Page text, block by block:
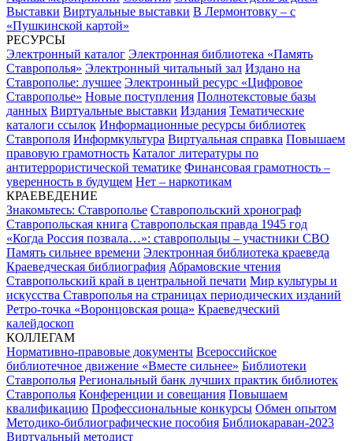
Выставки Виртуальные выставки В Лермонтовку – с
«Пушкинской картой»
РЕСУРСЫ
Электронный каталог Электронная библиотека «Память
Ставрополья» Электронный читальный зал Издано на
Ставрополье: лучшее Электронный ресурс «Цифровое
Ставрополье» Новые поступления Полнотекстовые базы
данных Виртуальные выставки Издания Тематические
каталоги ссылок Информационные ресурсы библиотек
Ставрополя Информкультура Виртуальная справка Повышаем
правовую грамотность Каталог литературы по
антитеррористической тематике Финансовая грамотность –
уверенность в будущем Нет – наркотикам
КРАЕВЕДЕНИЕ
Знакомьтесь: Ставрополье Ставропольский хронограф
Ставропольская книга Ставропольская правда 1945 год
«Когда Россия позвала…»: ставропольцы – участники СВО
Память сильнее времени Электронная библиотека краеведа
Краеведческая библиография Абрамовские чтения
Ставропольский край в центральной печати Мир культуры и
искусства Ставрополья на страницах периодических изданий
Ретро-точка «Воронцовская роща» Краеведческий
калейдоскоп
КОЛЛЕГАМ
Нормативно-правовые документы Всероссийское
библиотечное движение «Вместе сильнее» Библиотеки
Ставрополья Региональный банк лучших практик библиотек
Ставрополья Конференции и совещания Повышаем
квалификацию Профессиональные конкурсы Обмен опытом
Методико-библиографические пособия Библиокараван-2023
Виртуальный методист